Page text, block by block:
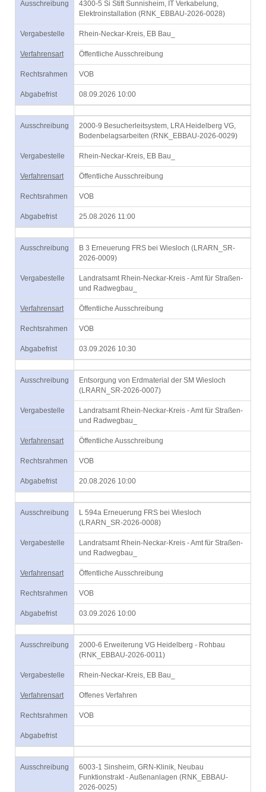
Ausschreibung
4300-5 Si Stift Sunnisheim, IT Verkabelung,
Elektroinstallation (RNK_EBBAU-2026-0028)
Vergabestelle Rhein-Neckar-Kreis, EB Bau_
Verfahrensart Öffentliche Ausschreibung
Rechtsrahmen VOB
Abgabefrist 08.09.2026 10:00
Ausschreibung
2000-9 Besucherleitsystem, LRA Heidelberg VG,
Bodenbelagsarbeiten (RNK_EBBAU-2026-0029)
Vergabestelle Rhein-Neckar-Kreis, EB Bau_
Verfahrensart Öffentliche Ausschreibung
Rechtsrahmen VOB
Abgabefrist 25.08.2026 11:00
Ausschreibung
B 3 Erneuerung FRS bei Wiesloch (LRARN_SR-
2026-0009)
Vergabestelle
Landratsamt Rhein-Neckar-Kreis - Amt für Straßen-
und Radwegbau_
Verfahrensart Öffentliche Ausschreibung
Rechtsrahmen VOB
Abgabefrist 03.09.2026 10:30
Ausschreibung
Entsorgung von Erdmaterial der SM Wiesloch
(LRARN_SR-2026-0007)
Vergabestelle
Landratsamt Rhein-Neckar-Kreis - Amt für Straßen-
und Radwegbau_
Verfahrensart Öffentliche Ausschreibung
Rechtsrahmen VOB
Abgabefrist 20.08.2026 10:00
Ausschreibung
L 594a Erneuerung FRS bei Wiesloch
(LRARN_SR-2026-0008)
Vergabestelle
Landratsamt Rhein-Neckar-Kreis - Amt für Straßen-
und Radwegbau_
Verfahrensart Öffentliche Ausschreibung
Rechtsrahmen VOB
Abgabefrist 03.09.2026 10:00
Ausschreibung
2000-6 Erweiterung VG Heidelberg - Rohbau
(RNK_EBBAU-2026-0011)
Vergabestelle Rhein-Neckar-Kreis, EB Bau_
Verfahrensart Offenes Verfahren
Rechtsrahmen VOB
Abgabefrist
Ausschreibung
6003-1 Sinsheim, GRN-Klinik, Neubau
Funktionstrakt - Außenanlagen (RNK_EBBAU-
2026-0025)